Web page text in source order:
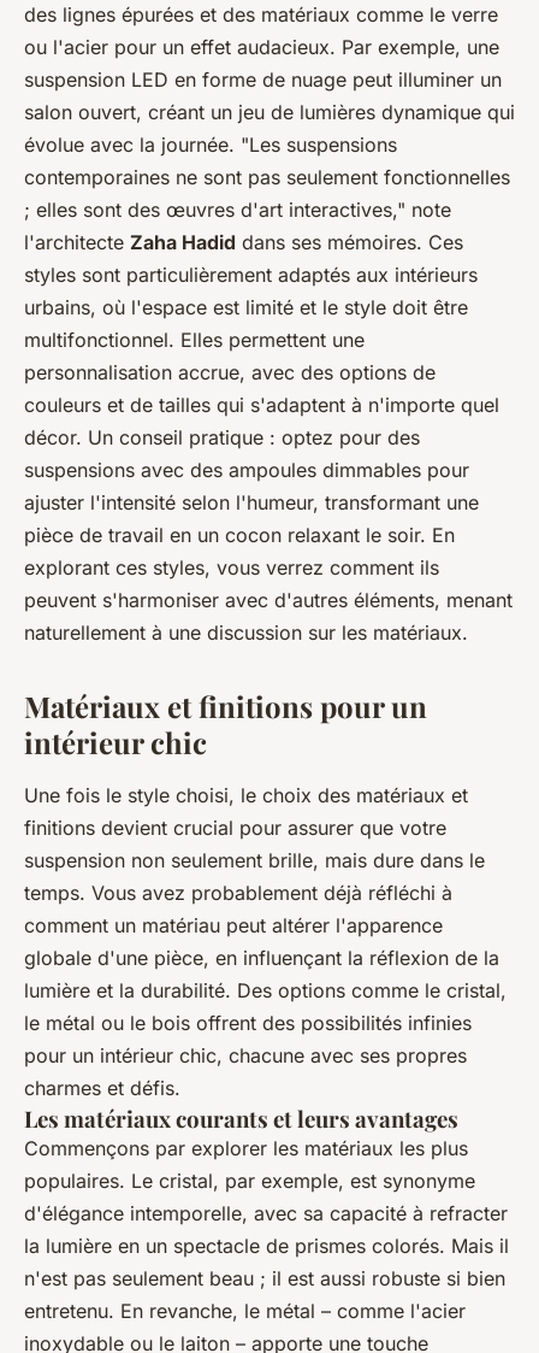
des lignes épurées et des matériaux comme le verre
ou l'acier pour un effet audacieux. Par exemple, une
suspension LED en forme de nuage peut illuminer un
salon ouvert, créant un jeu de lumières dynamique qui
évolue avec la journée. "Les suspensions
contemporaines ne sont pas seulement fonctionnelles
; elles sont des œuvres d'art interactives," note
l'architecte Zaha Hadid dans ses mémoires. Ces
styles sont particulièrement adaptés aux intérieurs
urbains, où l'espace est limité et le style doit être
multifonctionnel. Elles permettent une
personnalisation accrue, avec des options de
couleurs et de tailles qui s'adaptent à n'importe quel
décor. Un conseil pratique : optez pour des
suspensions avec des ampoules dimmables pour
ajuster l'intensité selon l'humeur, transformant une
pièce de travail en un cocon relaxant le soir. En
explorant ces styles, vous verrez comment ils
peuvent s'harmoniser avec d'autres éléments, menant
naturellement à une discussion sur les matériaux.
Matériaux et finitions pour un
intérieur chic
Une fois le style choisi, le choix des matériaux et
finitions devient crucial pour assurer que votre
suspension non seulement brille, mais dure dans le
temps. Vous avez probablement déjà réfléchi à
comment un matériau peut altérer l'apparence
globale d'une pièce, en influençant la réflexion de la
lumière et la durabilité. Des options comme le cristal,
le métal ou le bois offrent des possibilités infinies
pour un intérieur chic, chacune avec ses propres
charmes et défis.
Les matériaux courants et leurs avantages
Commençons par explorer les matériaux les plus
populaires. Le cristal, par exemple, est synonyme
d'élégance intemporelle, avec sa capacité à refracter
la lumière en un spectacle de prismes colorés. Mais il
n'est pas seulement beau ; il est aussi robuste si bien
entretenu. En revanche, le métal – comme l'acier
inoxydable ou le laiton – apporte une touche